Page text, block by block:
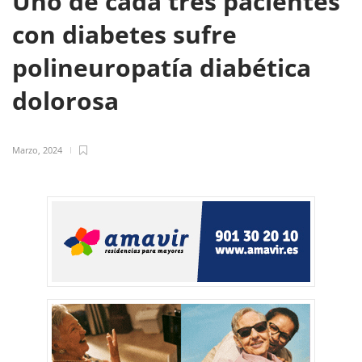
con diabetes sufre
polineuropatía diabética
dolorosa
Marzo, 2024